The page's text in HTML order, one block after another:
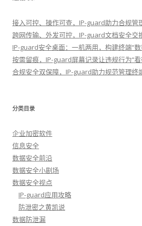
接入可控、操作可查，IP-guard助力合规管
跨网传输、外发可控，IP-guard文档安全交
IP-guard安全桌面：一机两用，构建终端“
按需留痕，IP-guard屏幕记录让违规行为“
合规安全双保障，IP-guard助力规范管理终
分类目录
企业加密软件
信息安全
数据安全前沿
数据安全小剧场
数据安全视点
IP-guard应用攻略
防泄密之黄凯说
数据防泄漏